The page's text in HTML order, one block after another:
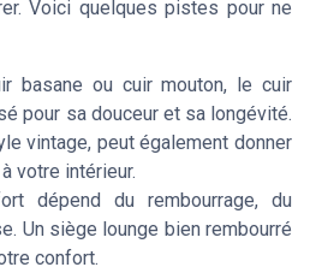
Voici quelques pistes pour ne
basane ou cuir mouton, le cuir
pour sa douceur et sa longévité.
vintage, peut également donner
votre intérieur.
dépend du rembourrage, du
Un siège lounge bien rembourré
confort.